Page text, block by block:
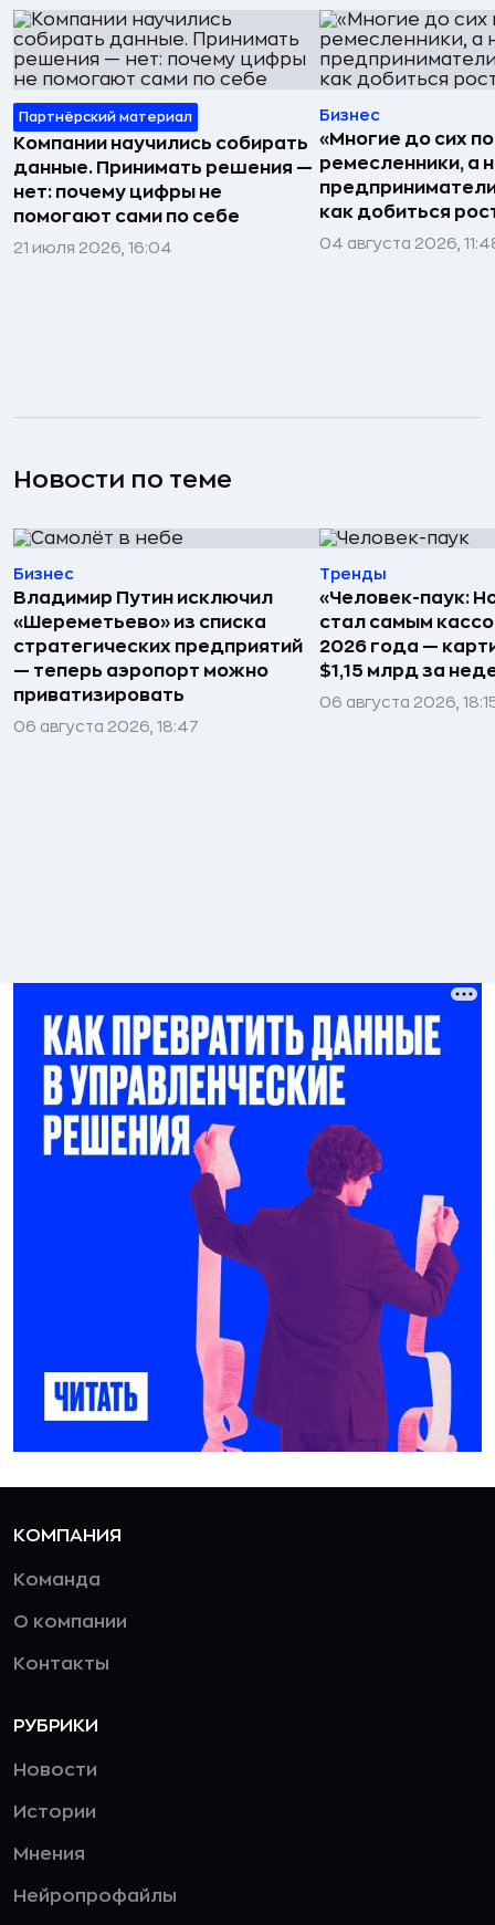
Партнёрский материал
Компании научились собирать
данные. Принимать решения —
нет: почему цифры не
помогают сами по себе
21 июля 2026, 16:04
Бизнес
«Многие до сих
ремесленники, а
как добиться
04 августа 2026,
Новости по теме
Бизнес
Владимир Путин исключил
«Шереметьево» из списка
стратегических предприятий
— теперь аэропорт можно
приватизировать
06 августа 2026, 18:47
Тренды
«Человек-паук:
стал самым
2026 года —
$1,15 млрд за
06 августа 2026,
КОМПАНИЯ
Команда
О компании
Контакты
РУБРИКИ
Новости
Истории
Мнения
Нейропрофайлы